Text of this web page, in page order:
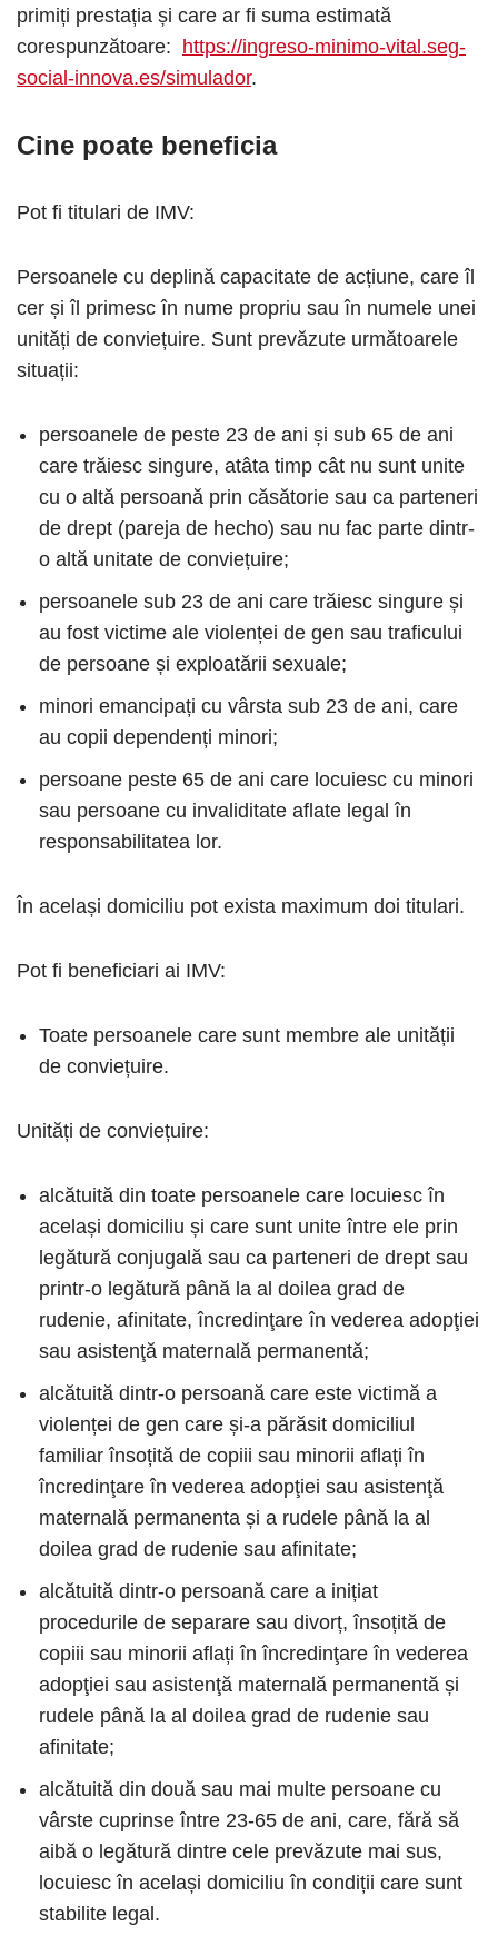
primiți prestația și care ar fi suma estimată
corespunzătoare: https://ingreso-minimo-vital.seg-
social-innova.es/simulador.
Cine poate beneficia
Pot fi titulari de IMV:
Persoanele cu deplină capacitate de acțiune, care îl
cer și îl primesc în nume propriu sau în numele unei
unități de conviețuire. Sunt prevăzute următoarele
situații:
persoanele de peste 23 de ani și sub 65 de ani
care trăiesc singure, atâta timp cât nu sunt unite
cu o altă persoană prin căsătorie sau ca parteneri
de drept (pareja de hecho) sau nu fac parte dintr-
o altă unitate de conviețuire;
persoanele sub 23 de ani care trăiesc singure și
au fost victime ale violenței de gen sau traficului
de persoane și exploatării sexuale;
minori emancipați cu vârsta sub 23 de ani, care
au copii dependenți minori;
persoane peste 65 de ani care locuiesc cu minori
sau persoane cu invaliditate aflate legal în
responsabilitatea lor.
În același domiciliu pot exista maximum doi titulari.
Pot fi beneficiari ai IMV:
Toate persoanele care sunt membre ale unității
de conviețuire.
Unități de conviețuire:
alcătuită din toate persoanele care locuiesc în
același domiciliu și care sunt unite între ele prin
legătură conjugală sau ca parteneri de drept sau
printr-o legătură până la al doilea grad de
rudenie, afinitate, încredinţare în vederea adopţiei
sau asistenţă maternală permanentă;
alcătuită dintr-o persoană care este victimă a
violenței de gen care și-a părăsit domiciliul
familiar însoțită de copiii sau minorii aflați în
încredinţare în vederea adopţiei sau asistenţă
maternală permanenta și a rudele până la al
doilea grad de rudenie sau afinitate;
alcătuită dintr-o persoană care a inițiat
procedurile de separare sau divorț, însoțită de
copiii sau minorii aflați în încredinţare în vederea
adopţiei sau asistenţă maternală permanentă și
rudele până la al doilea grad de rudenie sau
afinitate;
alcătuită din două sau mai multe persoane cu
vârste cuprinse între 23-65 de ani, care, fără să
aibă o legătură dintre cele prevăzute mai sus,
locuiesc în același domiciliu în condiții care sunt
stabilite legal.